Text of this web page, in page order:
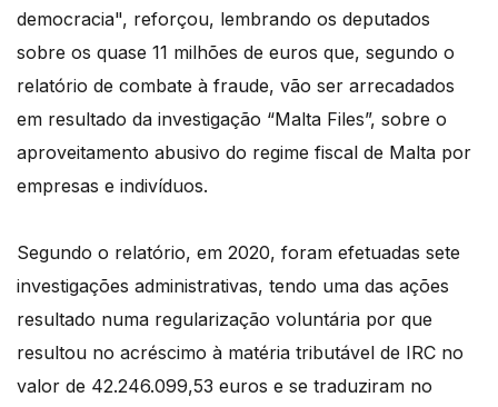
democracia", reforçou, lembrando os deputados
sobre os quase 11 milhões de euros que, segundo o
relatório de combate à fraude, vão ser arrecadados
em resultado da investigação “Malta Files”, sobre o
aproveitamento abusivo do regime fiscal de Malta por
empresas e indivíduos.
Segundo o relatório, em 2020, foram efetuadas sete
investigações administrativas, tendo uma das ações
resultado numa regularização voluntária por que
resultou no acréscimo à matéria tributável de IRC no
valor de 42.246.099,53 euros e se traduziram no